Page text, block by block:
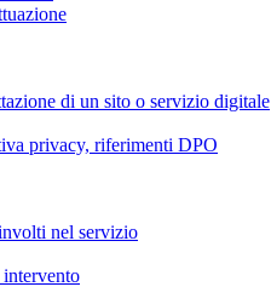
di un sito o servizio digitale
privacy, riferimenti DPO
nel servizio